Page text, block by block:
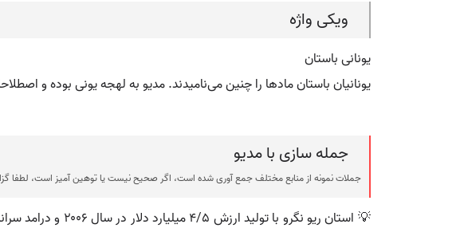
ویکی واژه
یونانی باستان
یونانیان باستان مادها را چنین می‌نامیدند. مدیو به لهجه یونی بوده و
جمله سازی با مدیو
جملات نمونه از منابع مختلف جمع آوری شده است، اگر صحیح نیست یا توهین آمیز است، لطفا